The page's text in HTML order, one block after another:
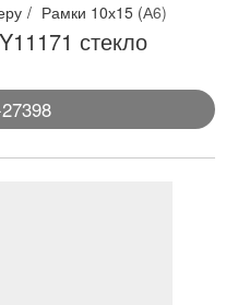
Рамки 10х15 (А6)
стекло